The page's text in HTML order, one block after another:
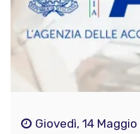
Giovedì, 14